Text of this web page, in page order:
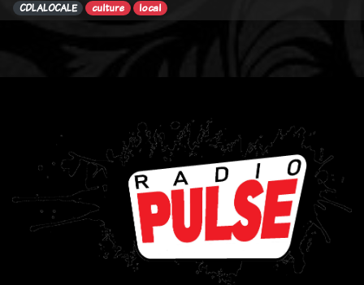
CDLALOCALE culture local